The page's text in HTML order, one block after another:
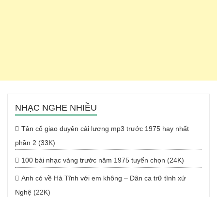
NHẠC NGHE NHIỀU
Tân cổ giao duyên cải lương mp3 trước 1975 hay nhất
phần 2 (33K)
100 bài nhạc vàng trước năm 1975 tuyển chọn (24K)
Anh có về Hà Tĩnh với em không – Dân ca trữ tình xứ
Nghệ (22K)